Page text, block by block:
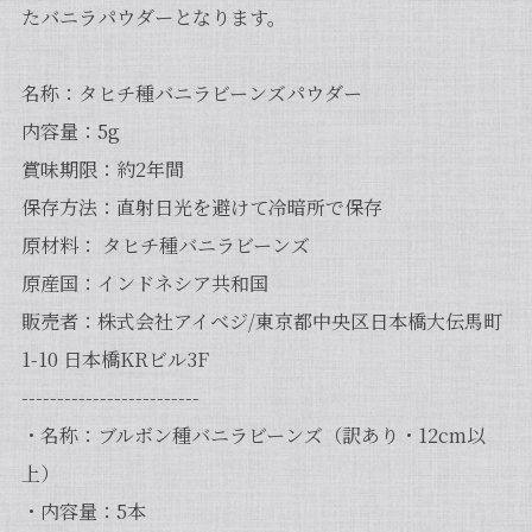
たバニラパウダーとなります。
名称：タヒチ種バニラビーンズパウダー
内容量：5g
賞味期限：約2年間
保存方法：直射日光を避けて冷暗所で保存
原材料： タヒチ種バニラビーンズ
原産国：インドネシア共和国
販売者：株式会社アイベジ/東京都中央区日本橋大伝馬町
1-10 日本橋KRビル3F
-------------------------
・名称：ブルボン種バニラビーンズ（訳あり・12cm以
上）
・内容量：5本